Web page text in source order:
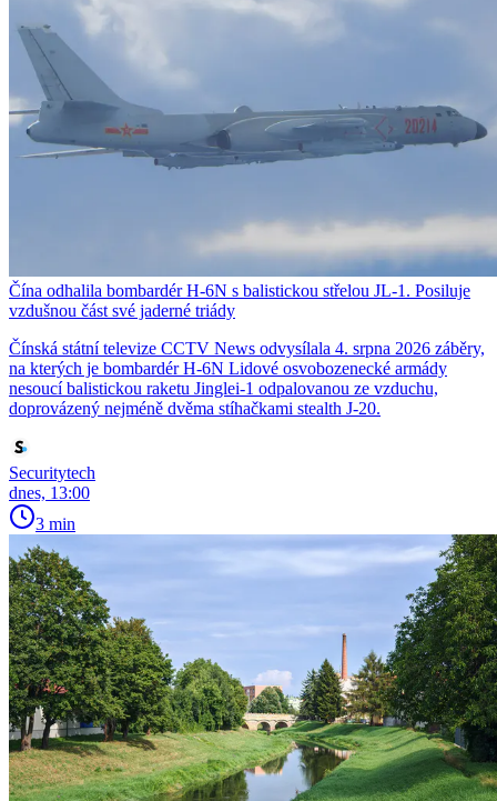
Čína odhalila bombardér H-6N s balistickou střelou JL-1. Posiluje
vzdušnou část své jaderné triády
Čínská státní televize CCTV News odvysílala 4. srpna 2026 záběry,
na kterých je bombardér H-6N Lidové osvobozenecké armády
nesoucí balistickou raketu Jinglei-1 odpalovanou ze vzduchu,
doprovázený nejméně dvěma stíhačkami stealth J-20.
Securitytech
dnes, 13:00
3 min